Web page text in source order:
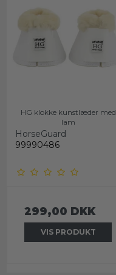
HG klokke kunstlæder med
lam
HorseGuard
99990486
299,00 DKK
VIS PRODUKT